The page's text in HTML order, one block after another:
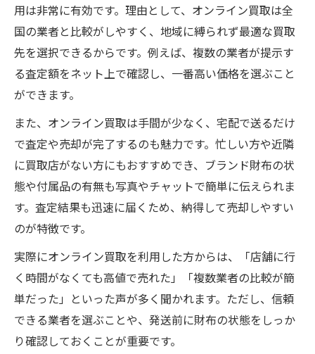
用は非常に有効です。理由として、オンライン買取は全
国の業者と比較がしやすく、地域に縛られず最適な買取
先を選択できるからです。例えば、複数の業者が提示す
る査定額をネット上で確認し、一番高い価格を選ぶこと
ができます。
また、オンライン買取は手間が少なく、宅配で送るだけ
で査定や売却が完了するのも魅力です。忙しい方や近隣
に買取店がない方にもおすすめでき、ブランド財布の状
態や付属品の有無も写真やチャットで簡単に伝えられま
す。査定結果も迅速に届くため、納得して売却しやすい
のが特徴です。
実際にオンライン買取を利用した方からは、「店舗に行
く時間がなくても高値で売れた」「複数業者の比較が簡
単だった」といった声が多く聞かれます。ただし、信頼
できる業者を選ぶことや、発送前に財布の状態をしっか
り確認しておくことが重要です。